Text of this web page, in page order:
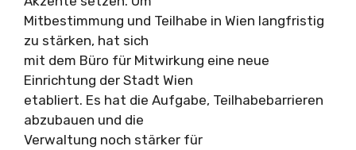
Mitbestimmung und Teilhabe in Wien langfristig
zu stärken, hat sich
mit dem Büro für Mitwirkung eine neue
Einrichtung der Stadt Wien
etabliert. Es hat die Aufgabe, Teilhabebarrieren
abzubauen und die
Verwaltung noch stärker für